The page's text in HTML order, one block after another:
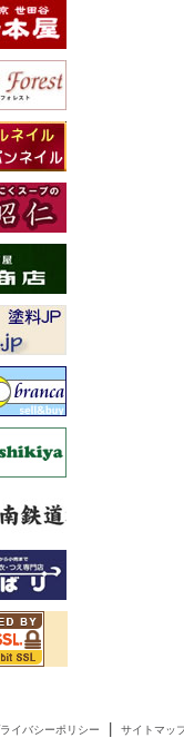
イバシーポリシー サイトマッ